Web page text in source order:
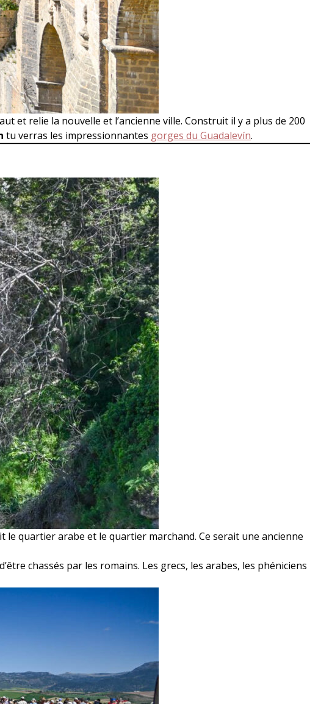
et relie la nouvelle et l’ancienne ville. Construit il y a plus de 200
tu verras les impressionnantes gorges du Guadalevín.
quartier arabe et le quartier marchand. Ce serait une ancienne
chassés par les romains. Les grecs, les arabes, les phéniciens